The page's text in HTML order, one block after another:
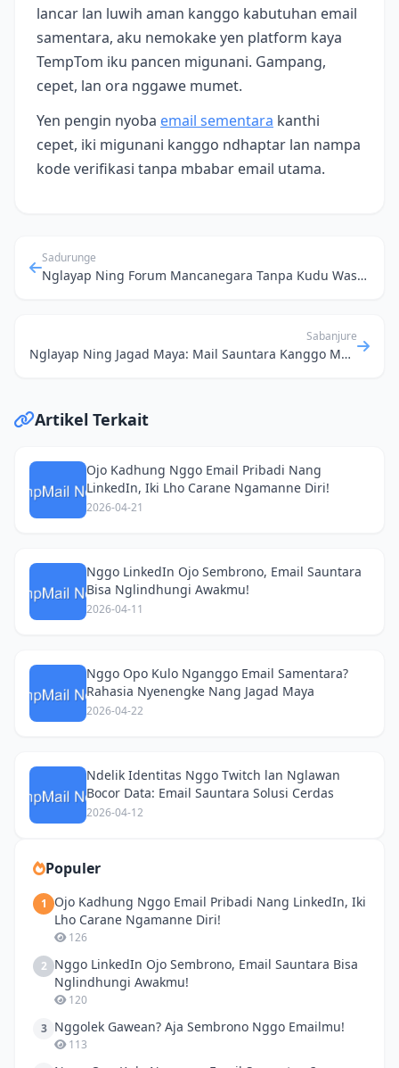
lancar lan luwih aman kanggo kabutuhan email
samentara, aku nemokake yen platform kaya
TempTom iku pancen migunani. Gampang,
cepet, lan ora nggawe mumet.
Yen pengin nyoba email sementara kanthi
cepet, iki migunani kanggo ndhaptar lan nampa
kode verifikasi tanpa mbabar email utama.
Sadurunge
Nglayap Ning Forum Mancanegara Tanpa Kudu Was-Was: Rahasia Email Sauntara
Sabanjure
Nglayap Ning Jagad Maya: Mail Sauntara Kanggo Mbukak Lawang Privasi
Artikel Terkait
Ojo Kadhung Nggo Email Pribadi Nang
LinkedIn, Iki Lho Carane Ngamanne Diri!
2026-04-21
Nggo LinkedIn Ojo Sembrono, Email Sauntara
Bisa Nglindhungi Awakmu!
2026-04-11
Nggo Opo Kulo Nganggo Email Samentara?
Rahasia Nyenengke Nang Jagad Maya
2026-04-22
Ndelik Identitas Nggo Twitch lan Nglawan
Bocor Data: Email Sauntara Solusi Cerdas
2026-04-12
Populer
1
Ojo Kadhung Nggo Email Pribadi Nang LinkedIn, Iki
Lho Carane Ngamanne Diri!
126
2 Nggo LinkedIn Ojo Sembrono, Email Sauntara Bisa
Nglindhungi Awakmu!
120
3 Nggolek Gawean? Aja Sembrono Nggo Emailmu!
113